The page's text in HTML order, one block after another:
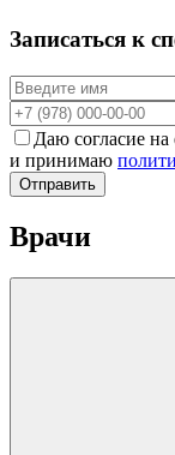
Записаться к
Даю согласие
и принимаю
Отправить
Врачи